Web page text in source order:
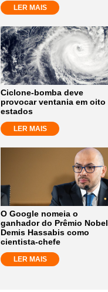
LER MAIS
Ciclone-bomba deve
provocar ventania em oito
estados
LER MAIS
O Google nomeia o
ganhador do Prêmio Nobel
Demis Hassabis como
cientista-chefe
LER MAIS